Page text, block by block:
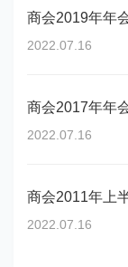
商会2019年年
2022.07.16
商会2017年年
2022.07.16
商会2011年上
2022.07.16